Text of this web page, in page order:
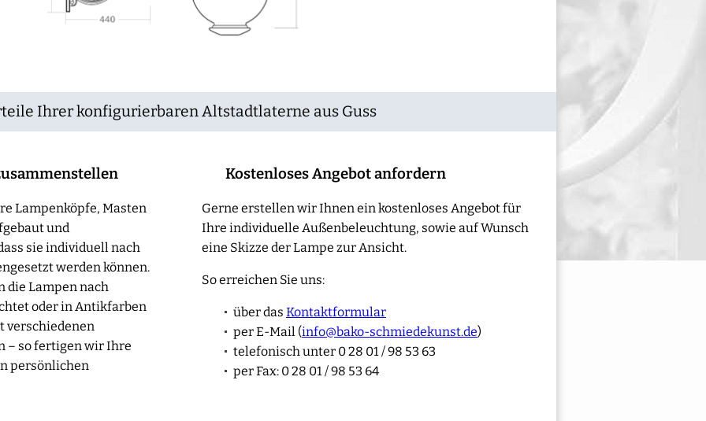
Ihrer konfigurierbaren Altstadtlaterne aus Guss
Lampenköpfe, Masten
und
sie individuell nach
werden können.
die Lampen nach
oder in Antikfarben
verschiedenen
– so fertigen wir Ihre
persönlichen
Kostenloses Angebot anfordern
Gerne erstellen wir Ihnen ein kostenloses Angebot für
Ihre individuelle Außenbeleuchtung, sowie auf Wunsch
eine Skizze der Lampe zur Ansicht.
So erreichen Sie uns:
über das Kontaktformular
per E-Mail (info@bako-schmiedekunst.de)
telefonisch unter 0 28 01 / 98 53 63
per Fax: 0 28 01 / 98 53 64